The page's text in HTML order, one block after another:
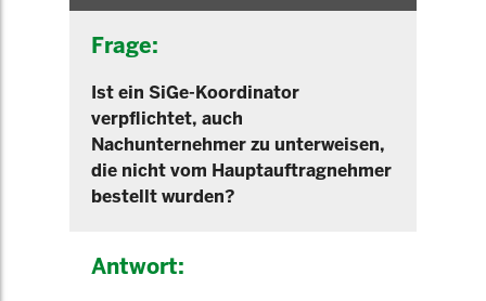
Frage:
Ist ein SiGe-Koordinator
verpflichtet, auch
Nachunternehmer zu unterweisen,
die nicht vom Hauptauftragnehmer
bestellt wurden?
Antwort: